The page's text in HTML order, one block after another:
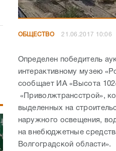
ОБЩЕСТВО 21.06.2017 10:06
Определен победитель
интерактивному музею
сообщает ИА «Высота
«Приволжтрансстрой»,
выделенных на
наружного освещения,
на внебюджетные
Волгоградской области».